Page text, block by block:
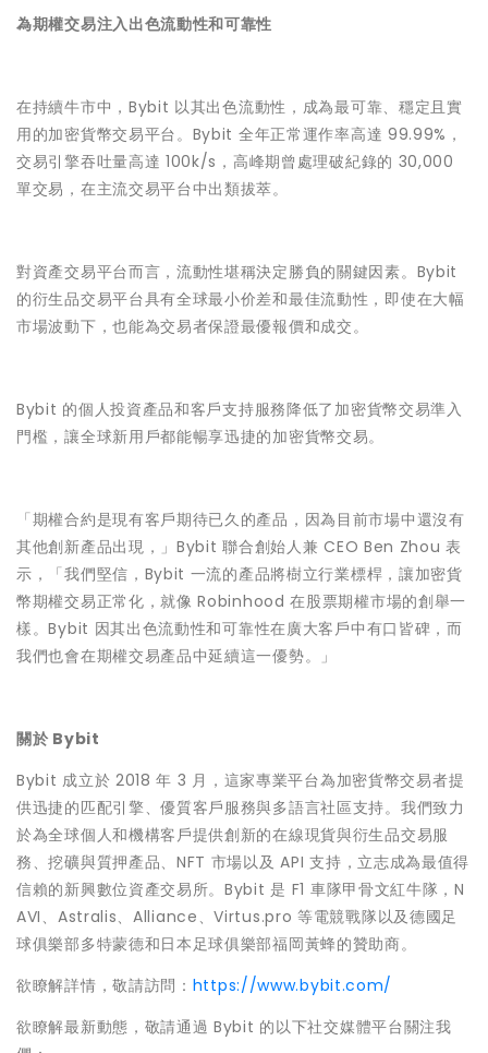
為期權交易注入出色流動性和可靠性
在持續牛市中，Bybit 以其出色流動性，成為最可靠、穩定且實
用的加密貨幣交易平台。Bybit 全年正常運作率高達 99.99%，
交易引擎吞吐量高達 100k/s，高峰期曾處理破紀錄的 30,000
單交易，在主流交易平台中出類拔萃。
對資產交易平台而言，流動性堪稱決定勝負的關鍵因素。Bybit
的衍生品交易平台具有全球最小价差和最佳流動性，即使在大幅
市場波動下，也能為交易者保證最優報價和成交。
Bybit 的個人投資產品和客戶支持服務降低了加密貨幣交易準入
門檻，讓全球新用戶都能暢享迅捷的加密貨幣交易。
「期權合約是現有客戶期待已久的產品，因為目前市場中還沒有
其他創新產品出現，」Bybit 聯合創始人兼 CEO Ben Zhou 表
示，「我們堅信，Bybit 一流的產品將樹立行業標桿，讓加密貨
幣期權交易正常化，就像 Robinhood 在股票期權市場的創舉一
樣。Bybit 因其出色流動性和可靠性在廣大客戶中有口皆碑，而
我們也會在期權交易產品中延續這一優勢。」
關於 Bybit
Bybit 成立於 2018 年 3 月，這家專業平台為加密貨幣交易者提
供迅捷的匹配引擎、優質客戶服務與多語言社區支持。我們致力
於為全球個人和機構客戶提供創新的在線現貨與衍生品交易服
務、挖礦與質押產品、NFT 市場以及 API 支持，立志成為最值得
信賴的新興數位資產交易所。Bybit 是 F1 車隊甲骨文紅牛隊，N
AVI、Astralis、Alliance、Virtus.pro 等電競戰隊以及德國足
球俱樂部多特蒙德和日本足球俱樂部福岡黃蜂的贊助商。
欲瞭解詳情，敬請訪問： https://www.bybit.com/
欲瞭解最新動態，敬請通過 Bybit 的以下社交媒體平台關注我